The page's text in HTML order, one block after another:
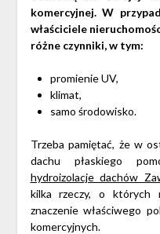
komercyjnej. W
właściciele
różne czynniki, w tym:
promienie UV,
klimat,
samo środowisko.
Trzeba pamiętać, że w
dachu płaskiego
hydroizolacje dachów
kilka rzeczy, o których
znaczenie właściwego
komercyjnych.